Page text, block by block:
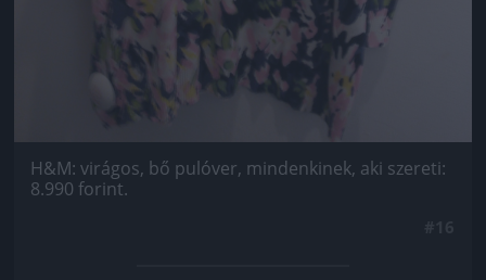
H&M: virágos, bő pulóver, mindenkinek, aki szereti:
8.990 forint.